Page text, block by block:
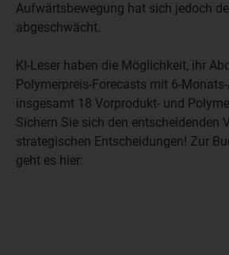
Aufwärtsbewegung hat sich jedoch
abgeschwächt.
KI-Leser haben die Möglichkeit, ihr
Polymerpreis-Forecasts mit 6-
insgesamt 18 Vorprodukt- und
Sichern Sie sich den entscheidenden
strategischen Entscheidungen! Zur
geht es hier: